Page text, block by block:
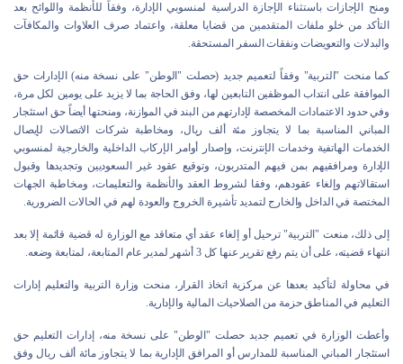
ومنح الإجازات باستثناء الإجازة الدراسية لمنسوبي الإدارة، وفقاً للأنظمة واللوائح بعد
التأكد من خلو ملفات المتقدمين من قضايا معلقة، واعتماد صرف العلاوات والمكافآت
والبدلات والتعويضات ونفقات السفر المستحقة.
كما منحت "التربية" وفقاً لتعميم جديد (حصلت "الوطن" على نسخة منه) الإدارات حق
الموافقة على انتداب الموظفين التابعين لها، وفق الحاجة بما لا يزيد على يومين لكل مرة،
وفي حدود الاعتمادات المخصصة لإدارتهم من البند في الموازنة، ومنحتها أيضاً حق استئجار
المباني المناسبة بما لا يتجاوز مئة ألف ريال، ومخاطبة شركات الاتصالات لإيصال
الخدمات الهاتفية وخدمات الإنترنت، وإصدار أوامر الإركاب الداخلية والخارجية لمنسوبي
الإدارة ومرافقيهم بمن فيهم المتدربون، وتوقيع عقود غير السعوديين وتجديدها وقبول
استقالاتهم وإلغاء عقودهم، وفقا لشروط العقد والأنظمة والتعليمات، ومخاطبة الجهات
المختصة في الداخل والخارج لتمديد تأشيرة الخروج والعودة لهم في الحالات الضرورية.
إلى ذلك، منعت "التربية" ترحيل أو إلغاء عقد أي متعاقد مع الوزارة له قضية قائمة إلا بعد
انتهاء قضيته، على أن يتم رفع تقرير عنها كل 3 أشهر لمدير عام المتابعة، لمتابعة وضعه.
في محاولة لتأكيد بعدها عن مركزية اتخاذ القرار، منحت وزارة التربية والتعليم إدارات
التعليم في المناطق حزمة من الصلاحيات المالية والإدارية.
وأعطت الوزارة في تعميم جديد حصلت "الوطن" على نسخة منه، إدارات التعليم حق
استئجار المباني المناسبة للمدارس أو المرافق الإدارية بما لا يتجاوز مائة ألف ريال وفق